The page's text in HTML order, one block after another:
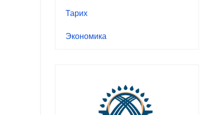
Тарих
Экономика